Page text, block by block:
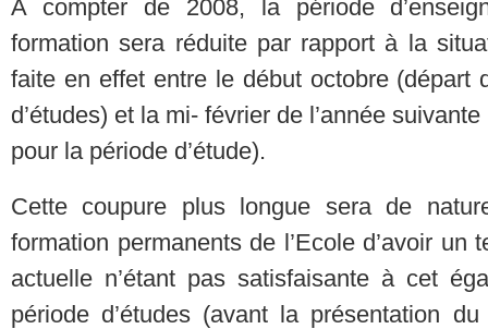
A compter de 2008, la période
formation sera réduite par rapport à la
faite en effet entre le début octobre (départ
d’études) et la mi- février de l’année
pour la période d’étude).
Cette coupure plus longue sera de
formation permanents de l’Ecole d’avoir un
actuelle n’étant pas satisfaisante à cet
période d’études (avant la présentation